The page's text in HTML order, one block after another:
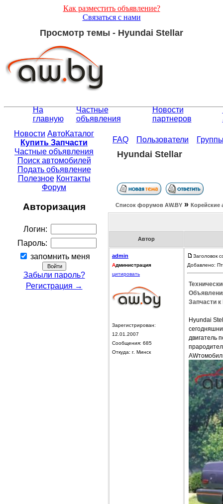
Как разместить объявление?
Связаться с нами
Просмотр темы - Hyundai Stellar
На
главную
Частные
объявления
Новости
партнеров
Новости АвтоКаталог
Купить Запчасти
Частные объявления
Поиск автомобилей
Подать объявление
Полезное Контакты
Форум
Авторизация
Логин:
Пароль:
запомнить меня
Забыли пароль?
Регистрация →
FAQ Пользователи
Hyundai Stellar
Список форумов АW.BY » Корейские
Автор
admin
Администрация
цитировать
Зарегистрирован:
12.01.2007
Сообщения: 685
Откуда: г. Минск
Заголовок
Добавлено:
Запчасти
Hyundai
двигатель